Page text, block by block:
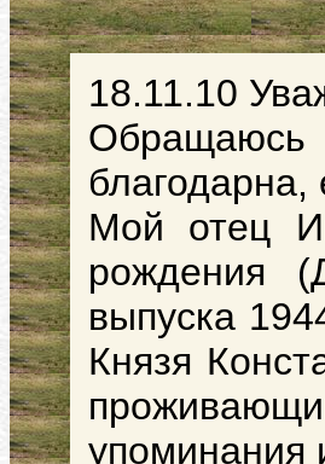
18.11.10
Мой отец
рождения
выпуска
Князя
упоминания